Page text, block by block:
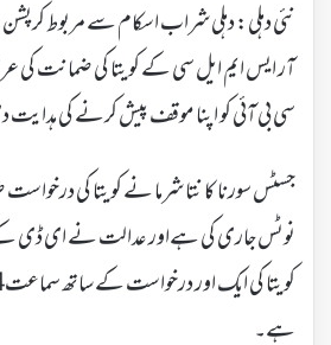
نئی دہلی: دہلی شراب اسکام سے مربوط
آر ایس ایم ایل سی کے کویتا کی ضمانت کی
سی بی آئی کو اپنا موقف پیش کرنے کی
جسٹس سورنا کا نتا شرما نے کویتا کی
نوٹس جاری کی ہےاور عدالت نے ای ڈی
ہے۔